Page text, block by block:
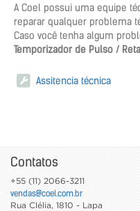
A Coel possui uma equipe
reparar qualquer problema
Caso você tenha algum
Temporizador de Pulso /
Assitencia técnica
Contatos
+55 (11) 2066-3211
vendas@coel.com.br
Rua Clélia, 1810 - Lapa